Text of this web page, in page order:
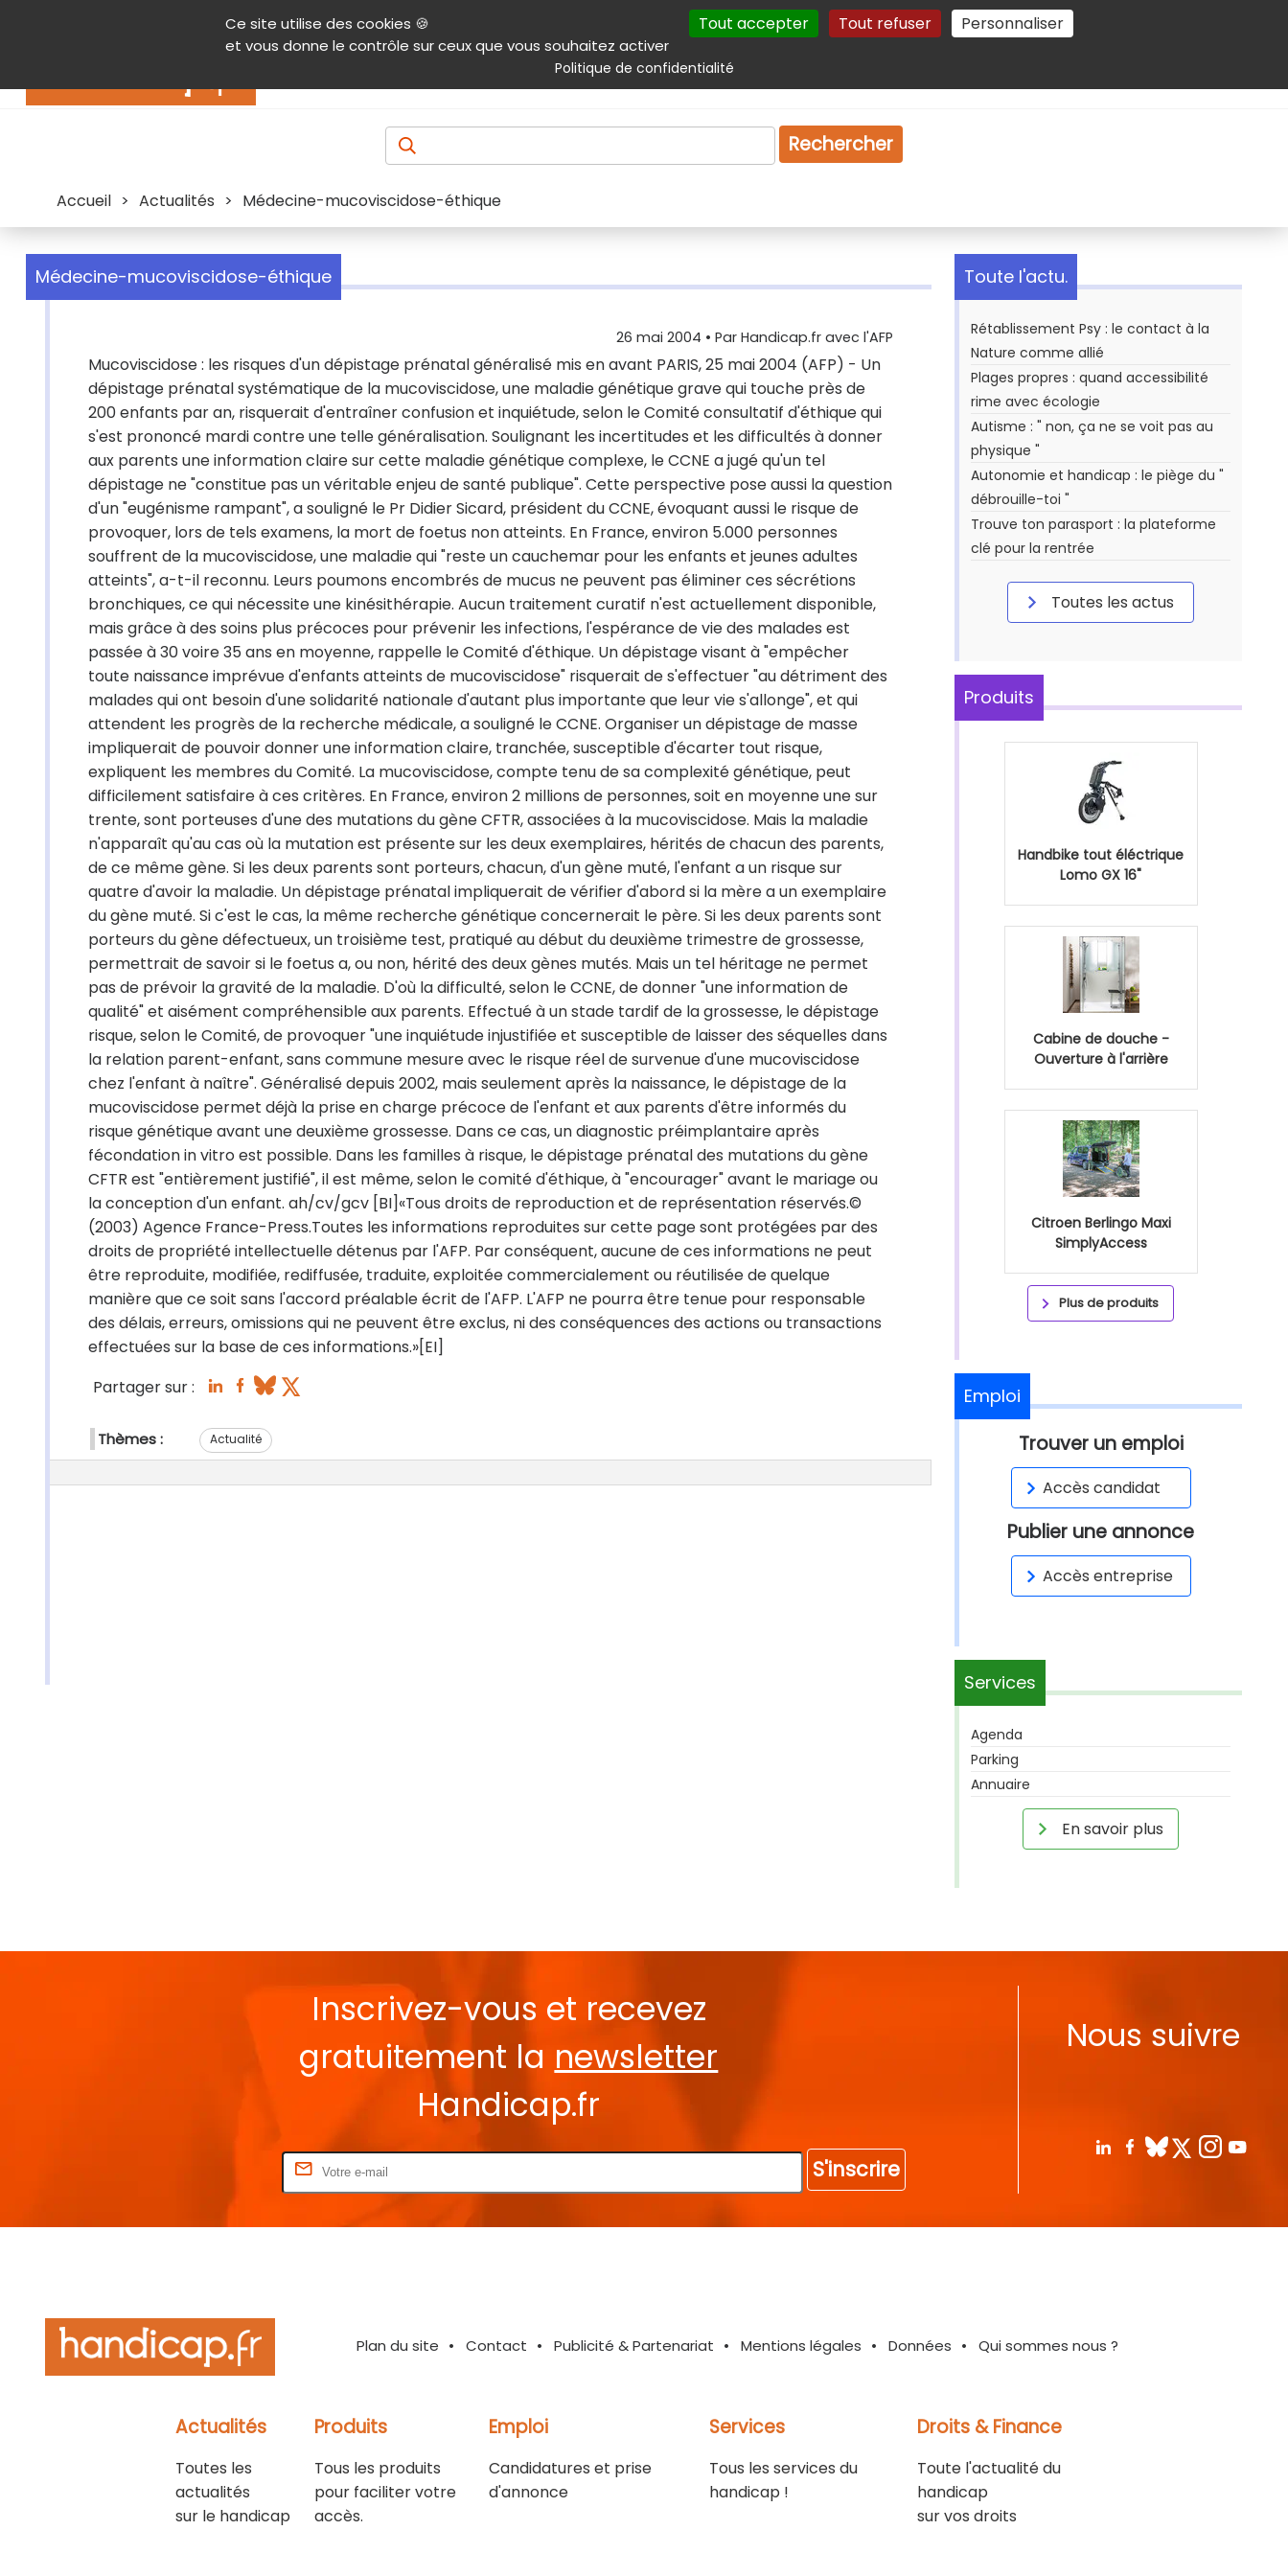
Ce site utilise des cookies 🍪
et vous donne le contrôle sur ceux que vous souhaitez activer
Tout accepter Tout refuser Personnaliser
Politique de confidentialité
Contenu Aide et accessibilité Menu principal Autres services Plan du site Gestion des cookies
Produits & services Emploi Droit
Rechercher
Accueil > Actualités > Médecine-mucoviscidose-éthique
Médecine-mucoviscidose-éthique
26 mai 2004 • Par Handicap.fr avec l'AFP
Mucoviscidose : les risques d'un dépistage prénatal généralisé mis en avant PARIS, 25 mai 2004 (AFP) - Un
dépistage prénatal systématique de la mucoviscidose, une maladie génétique grave qui touche près de
200 enfants par an, risquerait d'entraîner confusion et inquiétude, selon le Comité consultatif d'éthique qui
s'est prononcé mardi contre une telle généralisation. Soulignant les incertitudes et les difficultés à donner
aux parents une information claire sur cette maladie génétique complexe, le CCNE a jugé qu'un tel
dépistage ne "constitue pas un véritable enjeu de santé publique". Cette perspective pose aussi la question
d'un "eugénisme rampant", a souligné le Pr Didier Sicard, président du CCNE, évoquant aussi le risque de
provoquer, lors de tels examens, la mort de foetus non atteints. En France, environ 5.000 personnes
souffrent de la mucoviscidose, une maladie qui "reste un cauchemar pour les enfants et jeunes adultes
atteints", a-t-il reconnu. Leurs poumons encombrés de mucus ne peuvent pas éliminer ces sécrétions
bronchiques, ce qui nécessite une kinésithérapie. Aucun traitement curatif n'est actuellement disponible,
mais grâce à des soins plus précoces pour prévenir les infections, l'espérance de vie des malades est
passée à 30 voire 35 ans en moyenne, rappelle le Comité d'éthique. Un dépistage visant à "empêcher
toute naissance imprévue d'enfants atteints de mucoviscidose" risquerait de s'effectuer "au détriment des
malades qui ont besoin d'une solidarité nationale d'autant plus importante que leur vie s'allonge", et qui
attendent les progrès de la recherche médicale, a souligné le CCNE. Organiser un dépistage de masse
impliquerait de pouvoir donner une information claire, tranchée, susceptible d'écarter tout risque,
expliquent les membres du Comité. La mucoviscidose, compte tenu de sa complexité génétique, peut
difficilement satisfaire à ces critères. En France, environ 2 millions de personnes, soit en moyenne une sur
trente, sont porteuses d'une des mutations du gène CFTR, associées à la mucoviscidose. Mais la maladie
n'apparaît qu'au cas où la mutation est présente sur les deux exemplaires, hérités de chacun des parents,
de ce même gène. Si les deux parents sont porteurs, chacun, d'un gène muté, l'enfant a un risque sur
quatre d'avoir la maladie. Un dépistage prénatal impliquerait de vérifier d'abord si la mère a un exemplaire
du gène muté. Si c'est le cas, la même recherche génétique concernerait le père. Si les deux parents sont
porteurs du gène défectueux, un troisième test, pratiqué au début du deuxième trimestre de grossesse,
permettrait de savoir si le foetus a, ou non, hérité des deux gènes mutés. Mais un tel héritage ne permet
pas de prévoir la gravité de la maladie. D'où la difficulté, selon le CCNE, de donner "une information de
qualité" et aisément compréhensible aux parents. Effectué à un stade tardif de la grossesse, le dépistage
risque, selon le Comité, de provoquer "une inquiétude injustifiée et susceptible de laisser des séquelles dans
la relation parent-enfant, sans commune mesure avec le risque réel de survenue d'une mucoviscidose
chez l'enfant à naître". Généralisé depuis 2002, mais seulement après la naissance, le dépistage de la
mucoviscidose permet déjà la prise en charge précoce de l'enfant et aux parents d'être informés du
risque génétique avant une deuxième grossesse. Dans ce cas, un diagnostic préimplantaire après
fécondation in vitro est possible. Dans les familles à risque, le dépistage prénatal des mutations du gène
CFTR est "entièrement justifié", il est même, selon le comité d'éthique, à "encourager" avant le mariage ou
la conception d'un enfant. ah/cv/gcv [BI]«Tous droits de reproduction et de représentation réservés.©
(2003) Agence France-Press.Toutes les informations reproduites sur cette page sont protégées par des
droits de propriété intellectuelle détenus par l'AFP. Par conséquent, aucune de ces informations ne peut
être reproduite, modifiée, rediffusée, traduite, exploitée commercialement ou réutilisée de quelque
manière que ce soit sans l'accord préalable écrit de l'AFP. L'AFP ne pourra être tenue pour responsable
des délais, erreurs, omissions qui ne peuvent être exclus, ni des conséquences des actions ou transactions
effectuées sur la base de ces informations.»[EI]
Partager sur :
Thèmes : Actualité
Toute l'actu.
Rétablissement Psy : le contact à la
Nature comme allié
Plages propres : quand accessibilité
rime avec écologie
Autisme : " non, ça ne se voit pas au
physique "
Autonomie et handicap : le piège du "
débrouille-toi "
Trouve ton parasport : la plateforme
clé pour la rentrée
Toutes les actus
Produits
Handbike tout éléctrique
Lomo GX 16"
Cabine de douche -
Ouverture à l'arrière
Citroen Berlingo Maxi
SimplyAccess
Plus de produits
Emploi
Trouver un emploi
Accès candidat
Publier une annonce
Accès entreprise
Services
Agenda
Parking
Annuaire
En savoir plus
Inscrivez-vous et recevez
gratuitement la newsletter
Handicap.fr
S'inscrire
Nous suivre
Plan du site Contact Publicité & Partenariat Mentions légales Données Qui sommes nous ?
Actualités
Toutes les
actualités
sur le handicap
Produits
Tous les produits
pour faciliter votre
accès.
Emploi
Candidatures et prise
d'annonce
Services
Tous les services du
handicap !
Droits & Finance
Toute l'actualité du
handicap
sur vos droits